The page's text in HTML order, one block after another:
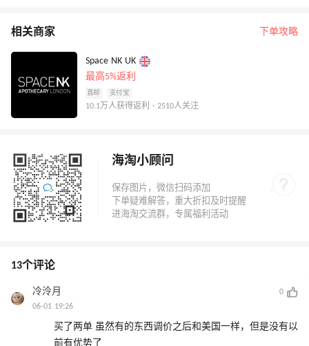
相关商家 下单攻略
Space NK UK
最高5%返利
直邮 支付宝
10.1万人获得返利 · 2510人关注
海淘小顾问
13个评论
冷泠月
0
06-01 19:26
买了两单 虽然有的东西调价之后和美国一样，但是没有以
前有优势了